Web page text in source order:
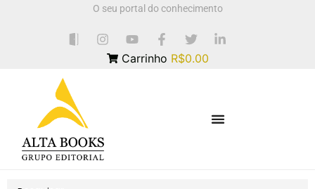
O seu portal do conhecimento
Carrinho R$0.00